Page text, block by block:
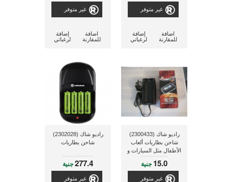
غير متوفر
إضافة
لرغباتي
اضافة
للمقارنة
غير متوفر
إضافة
لرغباتي
اضافة
للمقارنة
راديو شاك (2300433)
شاحن بطاريات ألعاب
الأطفال مثل السيارات و
القوارب .. إلخ
15.0 جنية
غير متوفر
راديو شاك (2302028)
شاحن بطاريات
277.4جنية
غير متوفر